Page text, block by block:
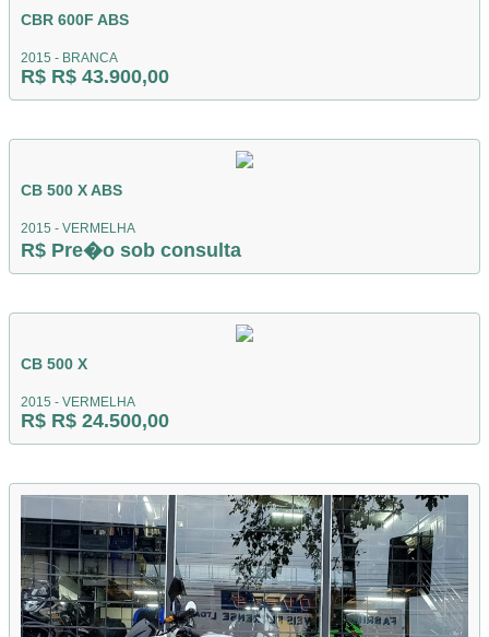
CBR 600F ABS
2015 - BRANCA
R$ R$ 43.900,00
CB 500 X ABS
2015 - VERMELHA
R$ Pre�o sob consulta
CB 500 X
2015 - VERMELHA
R$ R$ 24.500,00